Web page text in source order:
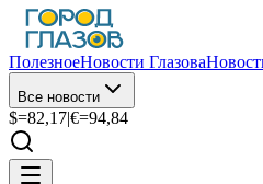
ПолезноеНовости Глазова
Все новости
$=82,17|€=94,84